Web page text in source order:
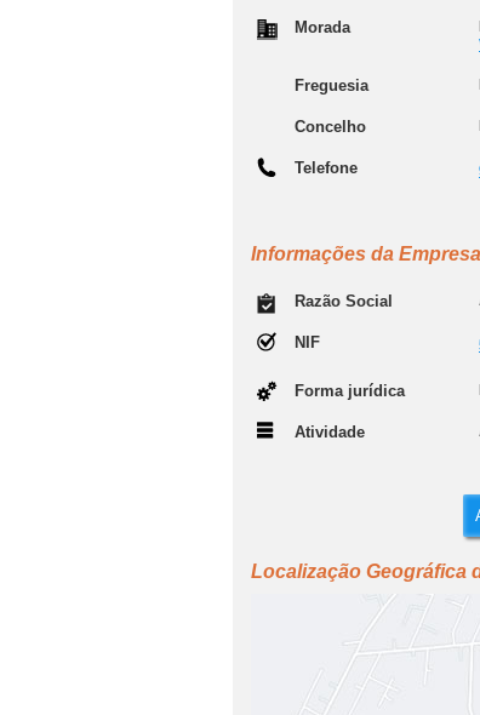
Morada
Freguesia
Concelho
Telefone
Informações da Empresa
Razão Social
NIF
Forma jurídica
Atividade
Localização Geográfica